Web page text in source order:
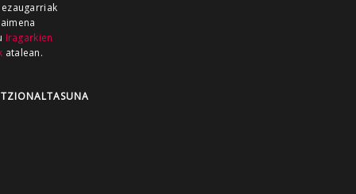
GUKA
GUKA
ZUMAIA GUKA
Iragarkien
atalean.